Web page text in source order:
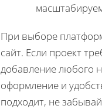
При выборе
сайт. Если проект
добавление любого
оформление и
подходит, не